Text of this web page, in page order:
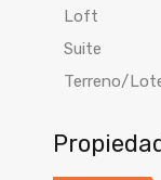
Loft
Suite
Terreno/